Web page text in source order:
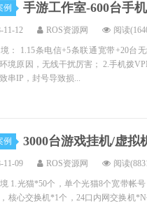
例 手游工作室-600台手
11-12 ROS资源网 阅读
： 1.15条电信+5条联通宽带+20台
境原因，无线干扰厉害； 2.手机拨
致串IP，封号导致损...
例 3000台游戏挂机/虚拟
11-09 ROS资源网 阅读
1.光猫*50个，单个光猫8个宽带帐
核心交换机*1个，24口内网交换机